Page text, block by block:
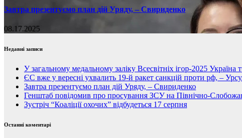
Завтра презентуємо план дій Уряду, – Свириденко
08.17.2025
Недавні записи
У загальному медальному заліку Всесвітніх ігор-2025 Україна
ЄС вже у вересні ухвалить 19-й ракет санкцій проти рф, –
Завтра презентуємо план дій Уряду, – Свириденко
Генштаб повідомив про просування ЗСУ на Північно-
Зустріч “Коаліції охочих” відбудеться 17 серпня
Останні коментарі